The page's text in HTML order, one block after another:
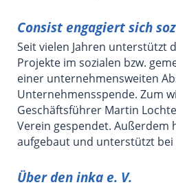
Consist engagiert sich
Seit vielen Jahren unterstützt
Projekte im sozialen bzw.
einer unternehmensweiten
Unternehmensspende. Zum
Geschäftsführer Martin
Verein gespendet. Außerdem
aufgebaut und unterstützt bei
Über den inka e. V.